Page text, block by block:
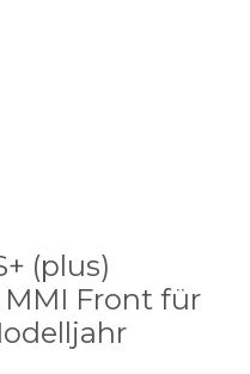
(plus)
Front für